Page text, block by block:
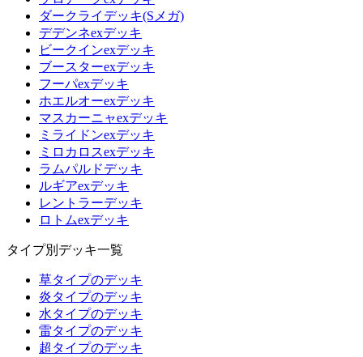
ダークライデッキ(Sメガ)
デデンネexデッキ
ビークインexデッキ
ブースターexデッキ
フーパexデッキ
ホエルオーexデッキ
マスカーニャexデッキ
ミライドンexデッキ
ミロカロスexデッキ
ラムパルドデッキ
ルギアexデッキ
レントラーデッキ
ロトムexデッキ
タイプ別デッキ一覧
草タイプのデッキ
炎タイプのデッキ
水タイプのデッキ
雷タイプのデッキ
超タイプのデッキ